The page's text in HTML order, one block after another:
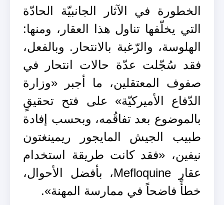
الخطورة في الآثار الجانبيّة الحادّة
التي يخلّفها تناول هذا العقار، ومنها:
الهلوسة، والرّغبة بالانتحار. وبالفعل،
فقد سُجّلت عدّة حالات انتحار في
صفوف المعتقلين، ما أجبر «وزارة
الدّفاع الأميركيّة» على فتح تحقيقٍ
بالموضوع بعد تفاقُمه، وبحسب إفادة
طبيب الجيش المايجور ريمينغتون
نيفين، «فقد كانت طريقة استخدام
عقار Mefloquine، بأفضل الأحوال،
خطأً فاضحاً في ممارسة المهنة».